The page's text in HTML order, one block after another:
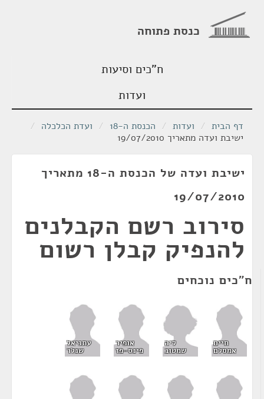
כנסת פתוחה
ח"כים וסיעות
ועדות
דף הבית / ועדות / הכנסת ה-18 / ועדת הכלכלה /
ישיבת ועדה מתאריך 19/07/2010
ישיבת ועדה של הכנסת ה-18 מתאריך
19/07/2010
סירוב רשם הקבלנים
להנפיק קבלן רשום
ח"כים נוכחים
חיים
אמסלם
ליה
שמטוב
אופיר
פינס-פז
עתניאל
שנלר